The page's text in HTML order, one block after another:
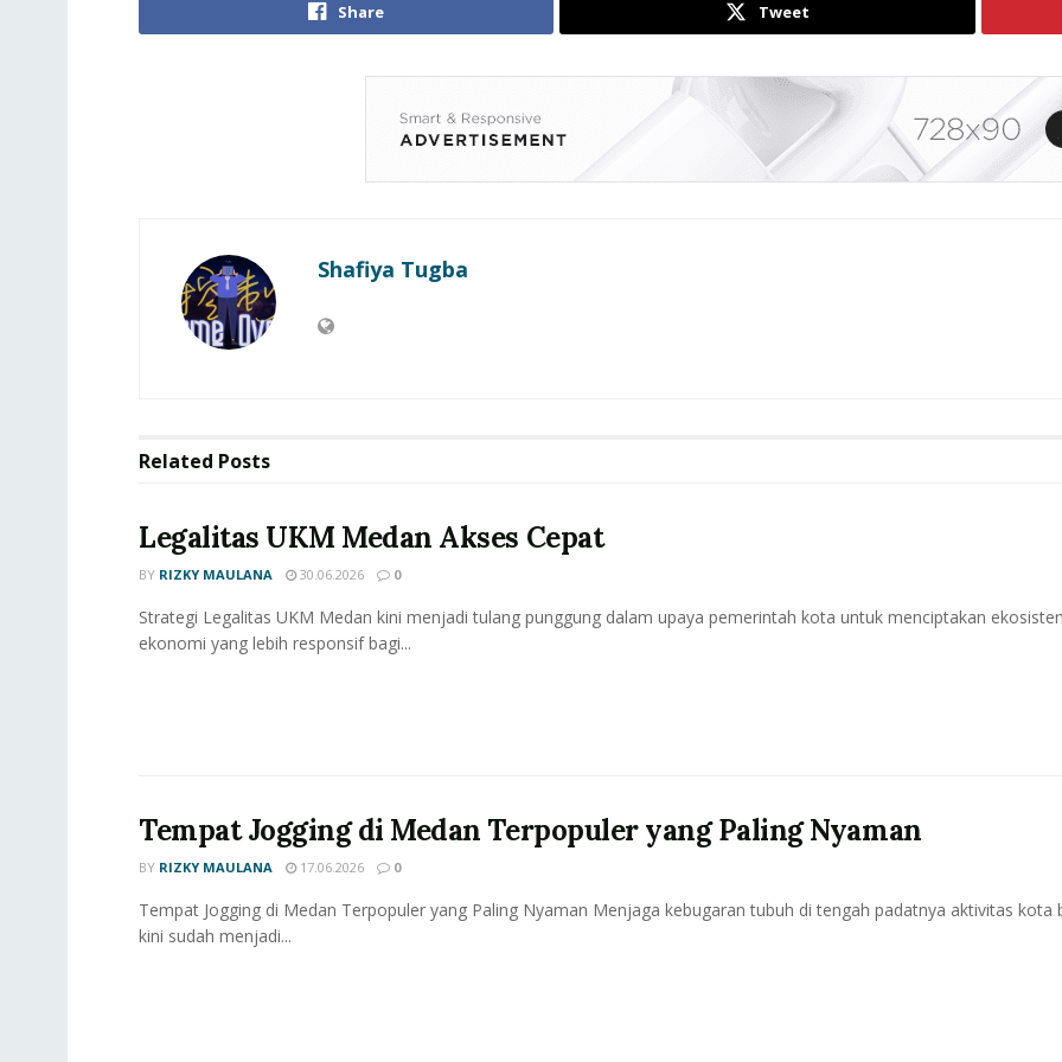
Share Tweet
Shafiya Tugba
Related Posts
Legalitas UKM Medan Akses Cepat
BY RIZKY MAULANA 30.06.2026 0
Strategi Legalitas UKM Medan kini menjadi tulang punggung dalam upaya pemerintah kota untuk menciptakan
ekonomi yang lebih responsif bagi...
Tempat Jogging di Medan Terpopuler yang Paling Nyaman
BY RIZKY MAULANA 17.06.2026 0
Tempat Jogging di Medan Terpopuler yang Paling Nyaman Menjaga kebugaran tubuh di tengah padatnya aktivitas kota
kini sudah menjadi...